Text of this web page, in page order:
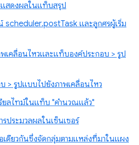
แสดงผลในแท็บสรุป
scheduler.postTask และลูกศรผู้เริ่ม
เคลื่อนไหวและแท็บองค์ประกอบ > รูป
> รูปแบบไปยังภาพเคลื่อนไหว
ยลไทม์ในแท็บ "คำนวณแล้ว"
รประมวลผลในเซ็นเซอร์
เดียวกันซึ่งจัดกลุ่มตามแหล่งที่มาในแผง